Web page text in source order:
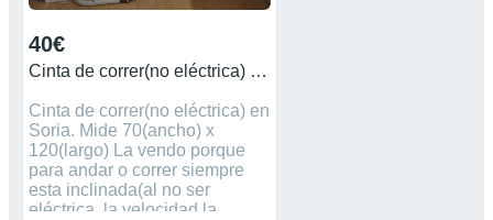
40€
Cinta de correr(no eléctrica) en Soria
Cinta de correr(no eléctrica) en
Soria. Mide 70(ancho) x
120(largo) La vendo porque
para andar o correr siempre
esta inclinada(al no ser
eléctrica, la velocidad la